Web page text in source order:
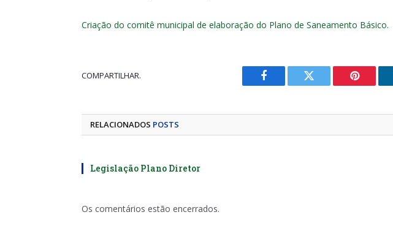
Criação do comitê municipal de elaboração do Plano de Saneamento Básico.
COMPARTILHAR.
Facebook Twitter Pinterest
RELACIONADOS POSTS
Legislação Plano Diretor
Os comentários estão encerrados.